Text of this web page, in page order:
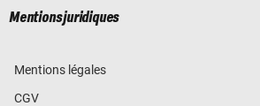
Mentions juridiques
Mentions légales
CGV